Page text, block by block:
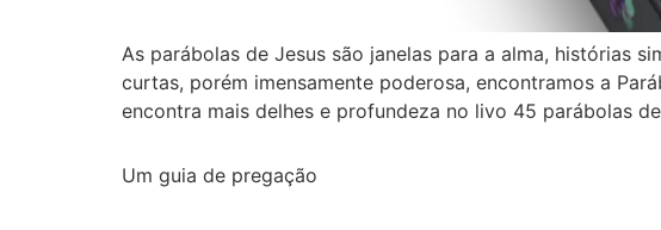
As parábolas de Jesus são janelas para a alma, histórias
curtas, porém imensamente poderosa, encontramos a
encontra mais delhes e profundeza no livo 45 parábolas
Um guia de pregação